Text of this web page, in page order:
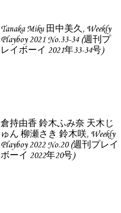
Tanaka Miku 田中美久, Weekly
Playboy 2021 No.33-34 (週刊プ
レイボーイ 2021年33-34号)
倉持由香 鈴木ふみ奈 天木じ
ゅん 柳瀬さき 鈴木咲, Weekly
Playboy 2022 No.20 (週刊プレイ
ボーイ 2022年20号)